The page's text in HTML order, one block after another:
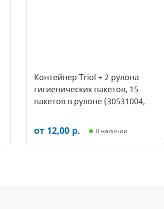
Контейнер Triol + 2 рулона
гигиенических пакетов, 15
пакетов в рулоне (30531004,
от 12,00 р. В наличии